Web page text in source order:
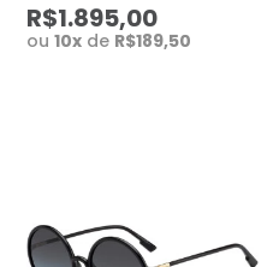
R$1.895,00
ou10x de R$189,50